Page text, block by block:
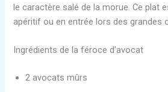
le caractère salé de la morue. Ce plat
apéritif ou en entrée lors des grandes
Ingrédients de la féroce d’avocat
2 avocats mûrs